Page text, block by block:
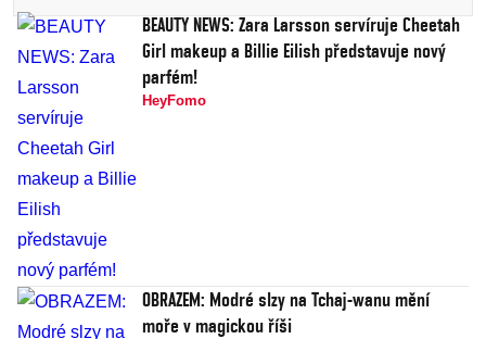
BEAUTY NEWS: Zara Larsson servíruje Cheetah
Girl makeup a Billie Eilish představuje nový
parfém!
HeyFomo
OBRAZEM: Modré slzy na Tchaj-wanu mění
moře v magickou říši